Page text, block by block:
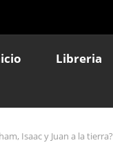
Libreria
Isaac y Juan a la tierra?